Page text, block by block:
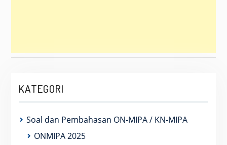
KATEGORI
Soal dan Pembahasan ON-MIPA / KN-MIPA
ONMIPA 2025